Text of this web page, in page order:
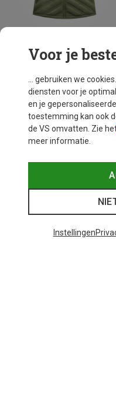
Je bespaart 41%
Voor je
... gebruiken we
diensten voor je
en je
toestemming kan ook
de VS omvatten. Zie
meer informatie.
Instellingen